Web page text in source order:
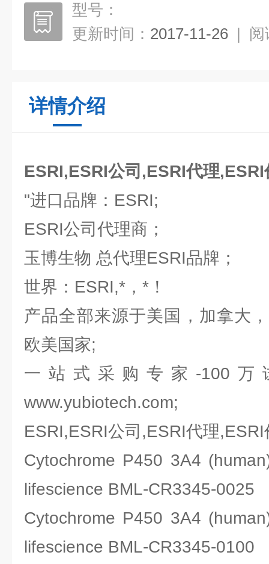
型号：
更新时间： 2017-11-26 | 阅
详情介绍
ESRI,ESRI公司,ESRI代理,ESRI
"进口品牌：ESRI;
ESRI公司代理商；
玉博生物 总代理ESRI品牌；
世界：ESRI,*，*！
产品全部来源于美国，加拿大
欧美国家;
一站式采购专家-100万
www.yubiotech.com;
ESRI,ESRI公司,ESRI代理
Cytochrome P450 3A4
lifescience BML-CR3345-0025
Cytochrome P450 3A4
lifescience BML-CR3345-0100